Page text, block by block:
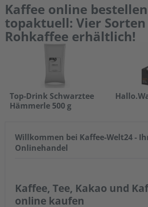
Willkommen bei Kaffee-Welt24 -
Onlinehandel
Kaffee, Tee, Kakao und
online kaufen
Kaffee online
topaktuell: Vier Sorten
Rohkaffee erhältlich!
Top-Drink Schwarztee
Hämmerle 500 g